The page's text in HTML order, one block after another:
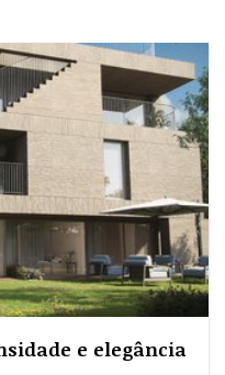
e elegância